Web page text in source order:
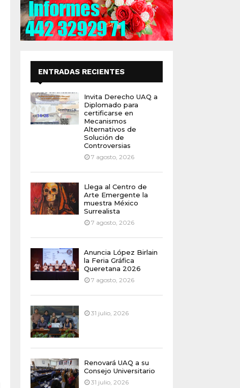
ENTRADAS RECIENTES
Invita Derecho UAQ a
Diplomado para
certificarse en
Mecanismos
Alternativos de
Solución de
Controversias
7 agosto, 2026
Llega al Centro de
Arte Emergente la
muestra México
Surrealista
7 agosto, 2026
Anuncia López Birlain
la Feria Gráfica
Queretana 2026
7 agosto, 2026
31 julio, 2026
Renovará UAQ a su
Consejo Universitario
31 julio, 2026